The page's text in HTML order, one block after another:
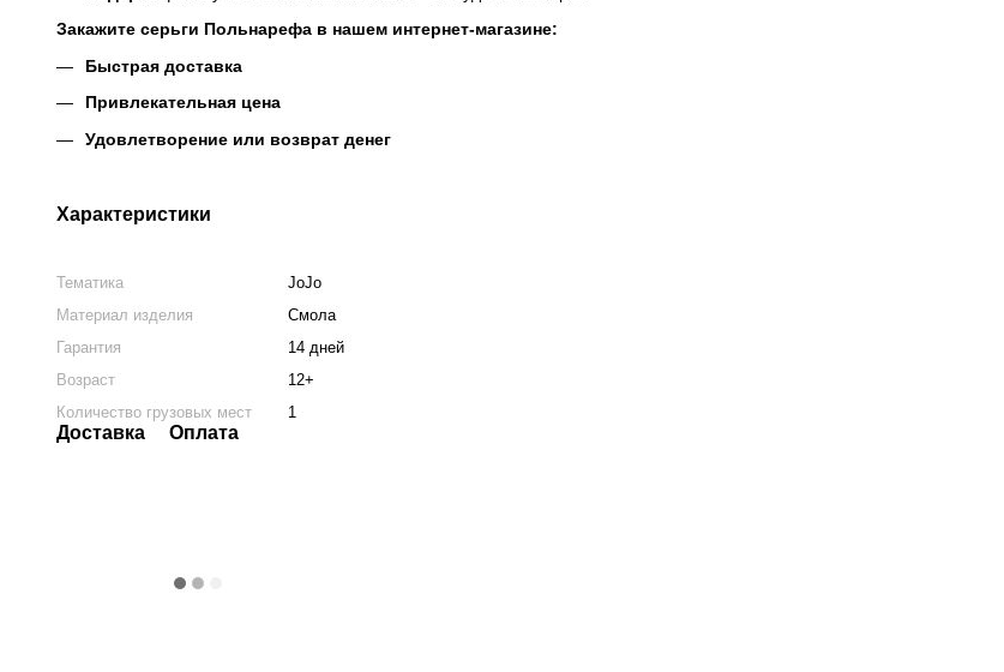
Закажите серьги Польнарефа в нашем интернет-магазине:
Быстрая доставка
Привлекательная цена
Удовлетворение или возврат денег
Характеристики
Тематика
JoJo
Материал изделия
Смола
Гарантия
14 дней
Возраст
12+
Количество грузовых мест
1
Доставка Оплата